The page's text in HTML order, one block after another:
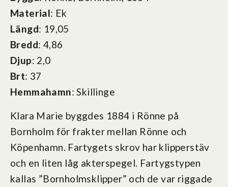
Material: Ek
Längd: 19,05
Bredd: 4,86
Djup: 2,0
Brt: 37
Hemmahamn: Skillinge
Klara Marie byggdes 1884 i Rönne på
Bornholm för frakter mellan Rönne och
Köpenhamn. Fartygets skrov har klipperstäv
och en liten låg akterspegel. Fartygstypen
kallas ”Bornholmsklipper” och de var riggade